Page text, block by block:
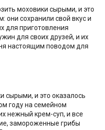
моховики сырыми, и это
они сохранили свой вкус и
для приготовления
для своих друзей, и их
настоящим поводом для
сырыми, и это оказалось
году на семейном
нежный крем-суп, и все
замороженные грибы